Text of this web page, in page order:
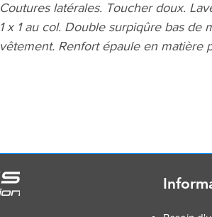
Coutures latérales. Toucher doux.
1 x 1 au col. Double surpiqûre bas de
vêtement. Renfort épaule en matière